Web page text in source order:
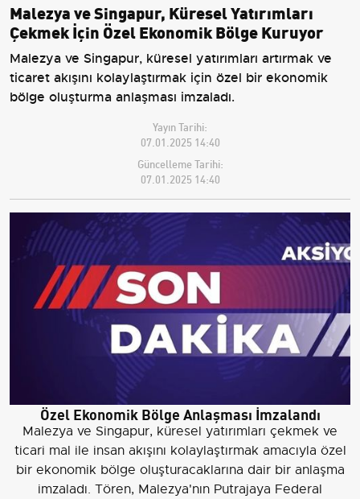
Malezya ve Singapur, Küresel Yatırımları
Çekmek İçin Özel Ekonomik Bölge Kuruyor
Malezya ve Singapur, küresel yatırımları artırmak ve
ticaret akışını kolaylaştırmak için özel bir ekonomik
bölge oluşturma anlaşması imzaladı.
Yayın Tarihi:
07.01.2025 14:40
Güncelleme Tarihi:
07.01.2025 14:40
Özel Ekonomik Bölge Anlaşması İmzalandı
Malezya ve Singapur, küresel yatırımları çekmek ve
ticari mal ile insan akışını kolaylaştırmak amacıyla özel
bir ekonomik bölge oluşturacaklarına dair bir anlaşma
imzaladı. Tören, Malezya'nın Putrajaya Federal